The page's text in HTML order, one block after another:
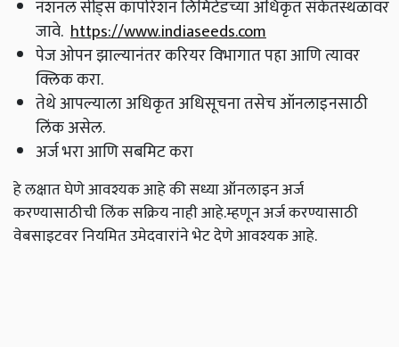
नॅशनल सीड्स कॉर्पोरेशन लिमिटेडच्या अधिकृत संकेतस्थळावर
जावे. https://www.indiaseeds.com
पेज ओपन झाल्यानंतर करियर विभागात पहा आणि त्यावर
क्लिक करा.
तेथे आपल्याला अधिकृत अधिसूचना तसेच ऑनलाइनसाठी
लिंक असेल.
अर्ज भरा आणि सबमिट करा
हे लक्षात घेणे आवश्यक आहे की सध्या ऑनलाइन अर्ज
करण्यासाठीची लिंक सक्रिय नाही आहे.म्हणून अर्ज करण्यासाठी
वेबसाइटवर नियमित उमेदवारांने भेट देणे आवश्यक आहे.